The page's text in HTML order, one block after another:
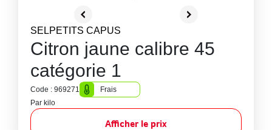
SELPETITS CAPUS
Citron jaune calibre 45
catégorie 1
Code : 969271
Frais
Par kilo
Afficher le prix